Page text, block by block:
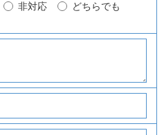
非対応 どちらでも